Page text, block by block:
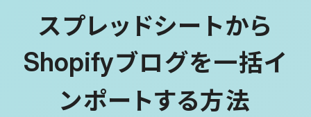
スプレッドシートから
Shopifyブログを一括イ
ンポートする方法